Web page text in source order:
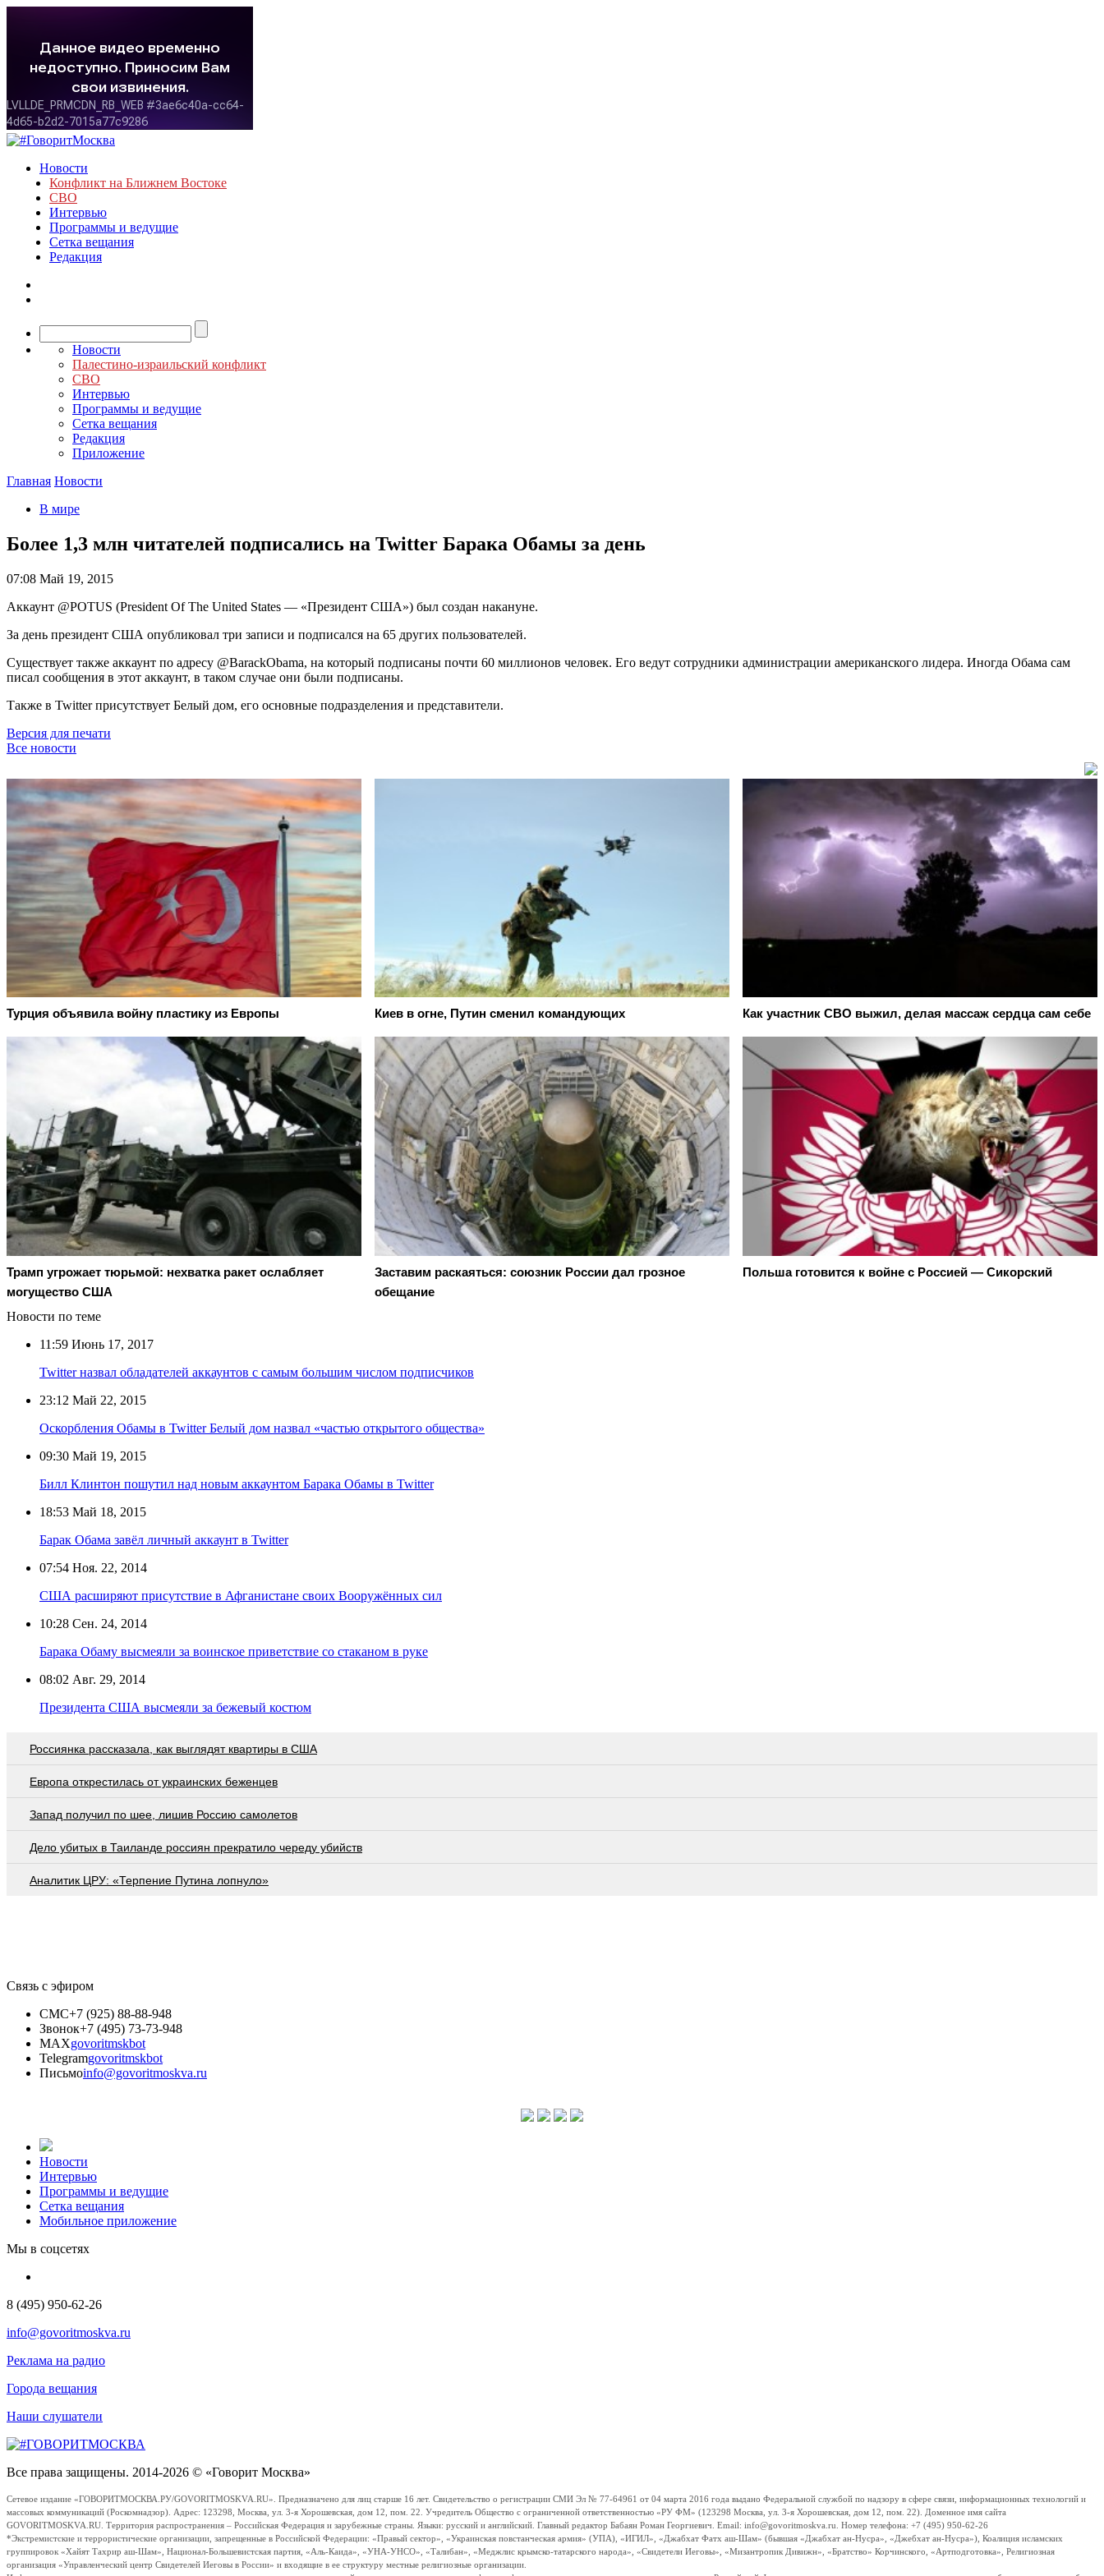
Новости
Конфликт на Ближнем Востоке
СВО
Интервью
Программы и ведущие
Сетка вещания
Редакция
Новости
Палестино-израильский конфликт
СВО
Интервью
Программы и ведущие
Сетка вещания
Редакция
Приложение
Главная Новости
В мире
Более 1,3 млн читателей подписались на Twitter Барака Обамы за день
07:08 Май 19, 2015
Аккаунт @POTUS (President Of The United States — «Президент США») был создан накануне.
За день президент США опубликовал три записи и подписался на 65 других пользователей.
Существует также аккаунт по адресу @BarackObama, на который подписаны почти 60 миллионов человек. Его ведут сотрудники администрации американского лидера. Иногда Обама сам
писал сообщения в этот аккаунт, в таком случае они были подписаны.
Также в Twitter присутствует Белый дом, его основные подразделения и представители.
Версия для печати
Все новости
Турция объявила войну пластику из Европы Киев в огне, Путин сменил командующих Как участник СВО выжил, делая массаж сердца сам себе
Трамп угрожает тюрьмой: нехватка ракет ослабляет
могущество США
Заставим раскаяться: союзник России дал грозное
обещание
Польша готовится к войне с Россией — Сикорский
Новости по теме
11:59 Июнь 17, 2017
Twitter назвал обладателей аккаунтов с самым большим числом подписчиков
23:12 Май 22, 2015
Оскорбления Обамы в Twitter Белый дом назвал «частью открытого общества»
09:30 Май 19, 2015
Билл Клинтон пошутил над новым аккаунтом Барака Обамы в Twitter
18:53 Май 18, 2015
Барак Обама завёл личный аккаунт в Twitter
07:54 Ноя. 22, 2014
США расширяют присутствие в Афганистане своих Вооружённых сил
10:28 Сен. 24, 2014
Барака Обаму высмеяли за воинское приветствие со стаканом в руке
08:02 Авг. 29, 2014
Президента США высмеяли за бежевый костюм
Россиянка рассказала, как выглядят квартиры в США
Европа открестилась от украинских беженцев
Запад получил по шее, лишив Россию самолетов
Дело убитых в Таиланде россиян прекратило череду убийств
Аналитик ЦРУ: «Терпение Путина лопнуло»
Связь с эфиром
СМС+7 (925) 88-88-948
Звонок+7 (495) 73-73-948
MAXgovoritmskbot
Telegramgovoritmskbot
Письмоinfo@govoritmoskva.ru
Новости
Интервью
Программы и ведущие
Сетка вещания
Мобильное приложение
Мы в соцсетях
8 (495) 950-62-26
info@govoritmoskva.ru
Реклама на радио
Города вещания
Наши слушатели
Все права защищены. 2014-2026 © «Говорит Москва»
Сетевое издание «ГОВОРИТМОСКВА.РУ/GOVORITMOSKVA.RU». Предназначено для лиц старше 16 лет. Свидетельство о регистрации СМИ Эл № 77-64961 от 04 марта 2016 года выдано Федеральной службой по надзору в сфере связи, информационных технологий и
массовых коммуникаций (Роскомнадзор). Адрес: 123298, Москва, ул. 3-я Хорошевская, дом 12, пом. 22. Учредитель Общество с ограниченной ответственностью «РУ ФМ» (123298 Москва, ул. 3-я Хорошевская, дом 12, пом. 22). Доменное имя сайта
GOVORITMOSKVA.RU. Территория распространения – Российская Федерация и зарубежные страны. Языки: русский и английский. Главный редактор Бабаян Роман Георгиевич. Email: info@govoritmoskva.ru. Номер телефона: +7 (495) 950-62-26
*Экстремистские и террористические организации, запрещенные в Российской Федерации: «Правый сектор», «Украинская повстанческая армия» (УПА), «ИГИЛ», «Джабхат Фатх аш-Шам» (бывшая «Джабхат ан-Нусра», «Джебхат ан-Нусра»), Коалиция исламских
группировок «Хайят Тахрир аш-Шам», Национал-Большевистская партия, «Аль-Каида», «УНА-УНСО», «Талибан», «Меджлис крымско-татарского народа», «Свидетели Иеговы», «Мизантропик Дивижн», «Братство» Корчинского, «Артподготовка», Религиозная
организация «Управленческий центр Свидетелей Иеговы в России» и входящие в ее структуру местные религиозные организации.